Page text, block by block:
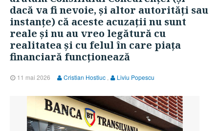
dacă va fi nevoie, şi altor autorităţi sau
instanţe) că aceste acuzaţii nu sunt
reale şi nu au vreo legătură cu
realitatea şi cu felul în care piaţa
financiară funcţionează
11 mai 2026 Cristian Hostiuc Liviu Popescu